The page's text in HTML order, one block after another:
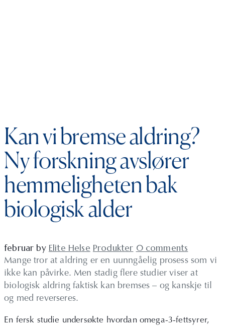
Kan vi bremse aldring?
Ny forskning avslører
hemmeligheten bak
biologisk alder
februar by Elite Helse Produkter 0 comments
Mange tror at aldring er en uunngåelig prosess som vi
ikke kan påvirke. Men stadig flere studier viser at
biologisk aldring faktisk kan bremses – og kanskje til
og med reverseres.
En fersk studie undersøkte hvordan omega-3-fettsyrer,